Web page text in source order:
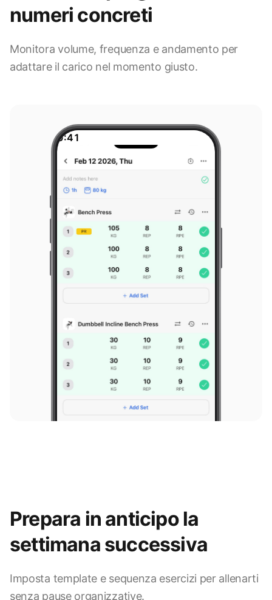
numeri concreti
Monitora volume, frequenza e andamento per
adattare il carico nel momento giusto.
9:41
Prepara in anticipo la
settimana successiva
Imposta template e sequenza esercizi per allenarti
senza pause organizzative.